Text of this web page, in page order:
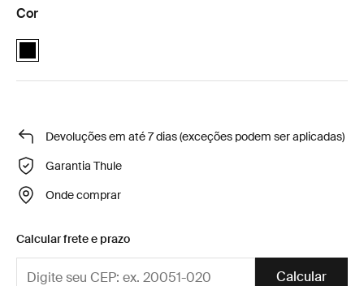
Cor
Thule Urban Glide 3 double Preto (selected)
Devoluções em até 7 dias (exceções podem ser aplicadas)
Garantia Thule
Onde comprar
Calcular frete e prazo
Calcular